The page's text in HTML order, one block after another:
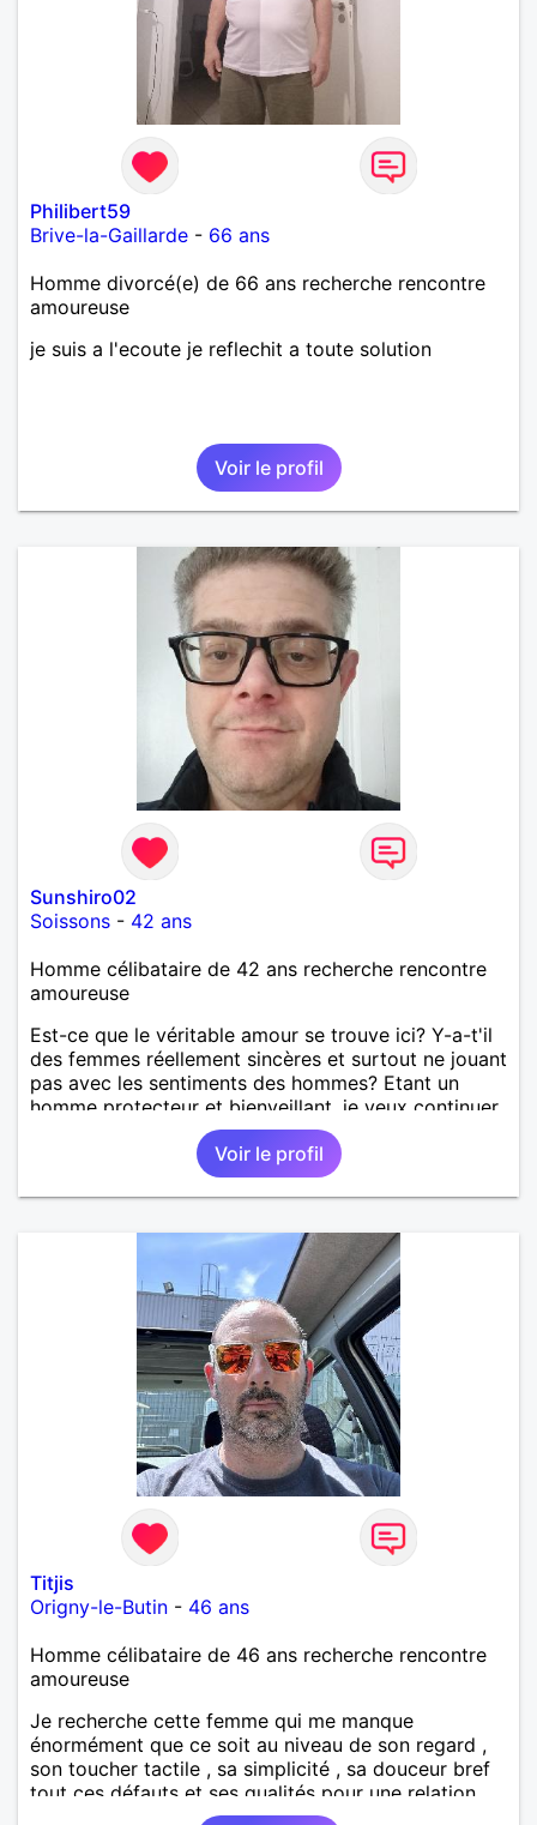
Philibert59
Brive-la-Gaillarde - 66 ans
Homme divorcé(e) de 66 ans recherche rencontre
amoureuse
je suis a l'ecoute je reflechit a toute solution
Voir le profil
Sunshiro02
Soissons - 42 ans
Homme célibataire de 42 ans recherche rencontre
amoureuse
Est-ce que le véritable amour se trouve ici? Y-a-t'il
des femmes réellement sincères et surtout ne jouant
pas avec les sentiments des hommes? Etant un
homme protecteur et bienveillant, je veux continuer
d'y croire et pouvoir enfin former la petite famille
que je désir temps. Faux profil, profiteuse et autres
joyeuseté passer votre chemin, vous ne
m'intéressez pas du tout!
Voir le profil
Titjis
Origny-le-Butin - 46 ans
Homme célibataire de 46 ans recherche rencontre
amoureuse
Je recherche cette femme qui me manque
énormément que ce soit au niveau de son regard ,
son toucher tactile , sa simplicité , sa douceur bref
tout ces défauts et ses qualités pour une relation